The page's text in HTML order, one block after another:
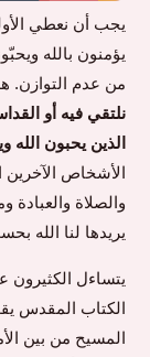
يجب أن نعطي
يؤمنون بالله
من عدم التوازن.
نلتقي فيه أو
الذين يحبون الله
الأشخاص الآخرين
والصلاة
يريدها لنا الله
يتساءل الكثيرون
الكتاب المقدس
المسيح من بين